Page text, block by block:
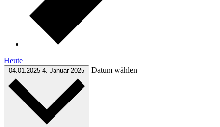
Heute
04.01.2025 4. Januar 2025 Datum wählen.